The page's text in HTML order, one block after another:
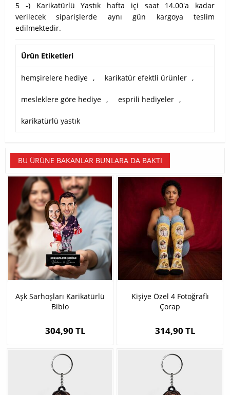
5 -) Karikatürlü Yastık hafta içi saat 14.00'a kadar
verilecek siparişlerde aynı gün kargoya teslim
edilmektedir.
Ürün Etiketleri
hemşirelere hediye , karikatür efektli ürünler ,
mesleklere göre hediye , esprili hediyeler ,
karikatürlü yastık
BU ÜRÜNE BAKANLAR BUNLARA DA BAKTI
Aşk Sarhoşları Karikatürlü
Biblo
304,90 TL
Kişiye Özel 4 Fotoğraflı
Çorap
314,90 TL